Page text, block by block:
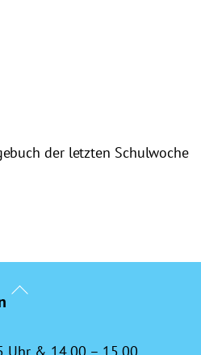
der letzten Schulwoche
Back